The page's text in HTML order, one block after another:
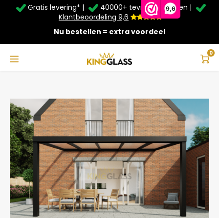
9,6
Service & Contact
Bezorging
Afhalen
Montage
Betaalmethoden
Garantie
Taal
Deutsch
Gratis levering* |
40000+ tevreden klanten |
Klantbeoordeling 9,6
Nu bestellen = extra voordeel
0
Zomer Deals: Tot 20% kortingop schuifwanden en
veranda's +€20extra kassa korting*
Veranda | Glas | Zwart | 5.06 x 2.5 meter